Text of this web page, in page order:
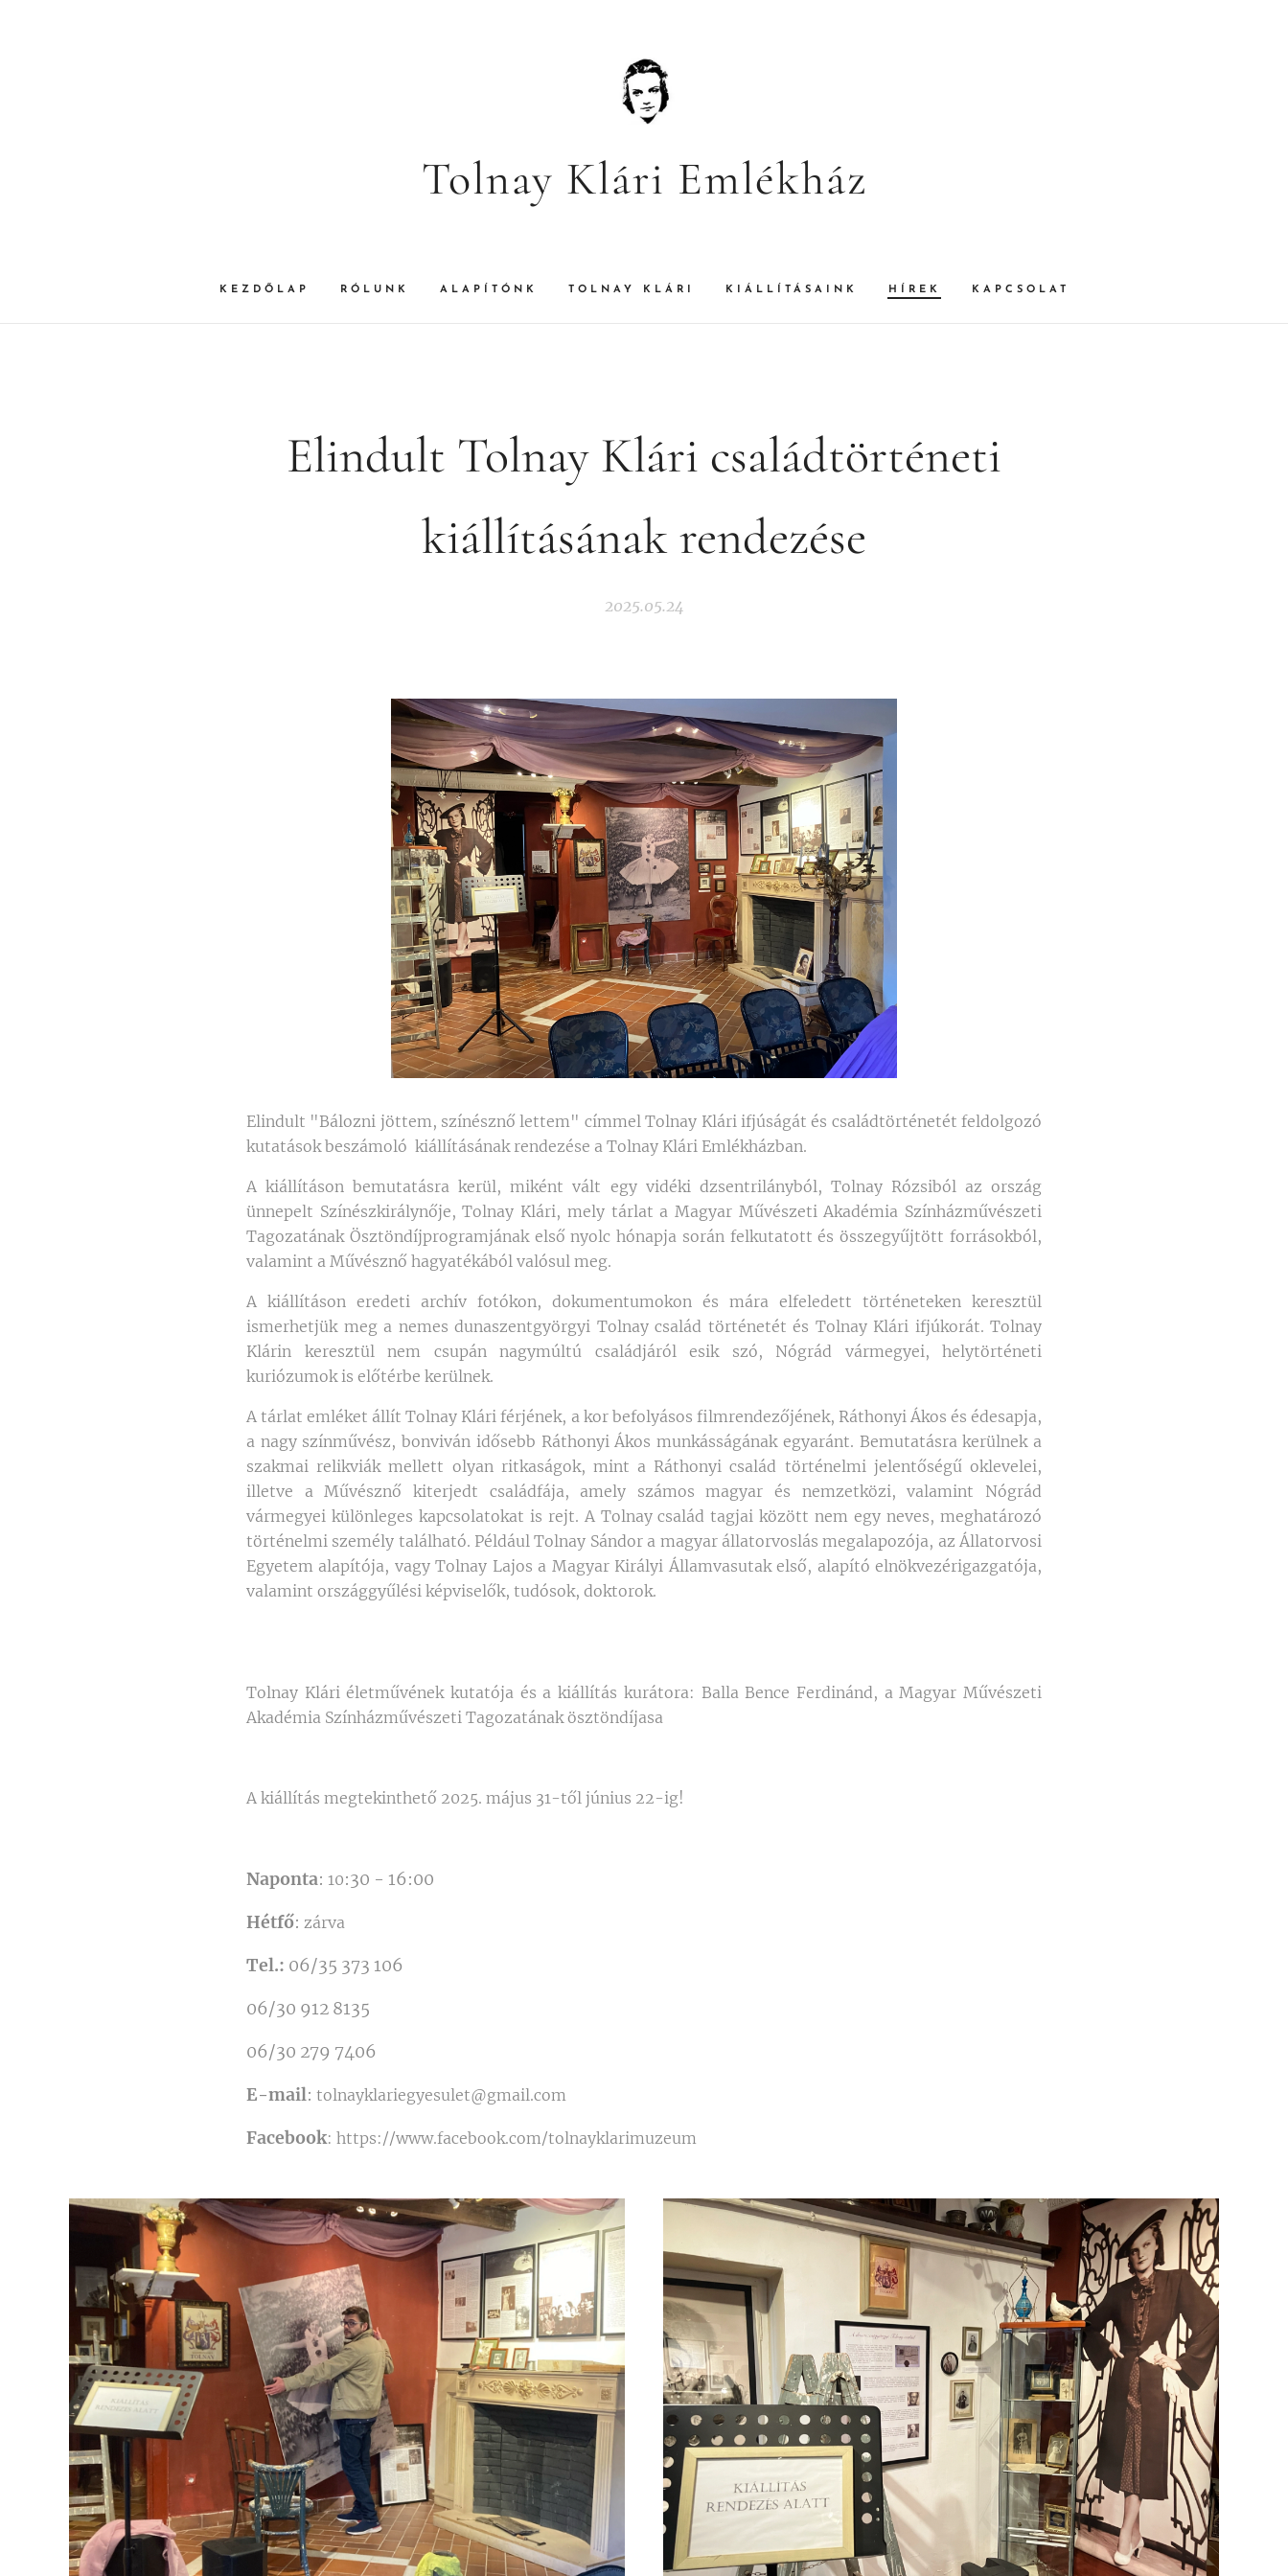
Tolnay Klári Emlékház
KEZDŐLAP RÓLUNK ALAPÍTÓNK TOLNAY KLÁRI KIÁLLÍTÁSAINK HÍREK KAPCSOLAT
Elindult Tolnay Klári családtörténeti
kiállításának rendezése
2025.05.24
Elindult "Bálozni jöttem, színésznő lettem" címmel Tolnay Klári ifjúságát és családtörténetét feldolgozó
kutatások beszámoló kiállításának rendezése a Tolnay Klári Emlékházban.
A kiállításon bemutatásra kerül, miként vált egy vidéki dzsentrilányból, Tolnay Rózsiból az ország
ünnepelt Színészkirálynője, Tolnay Klári, mely tárlat a Magyar Művészeti Akadémia Színházművészeti
Tagozatának Ösztöndíjprogramjának első nyolc hónapja során felkutatott és összegyűjtött forrásokból,
valamint a Művésznő hagyatékából valósul meg.
A kiállításon eredeti archív fotókon, dokumentumokon és mára elfeledett történeteken keresztül
ismerhetjük meg a nemes dunaszentgyörgyi Tolnay család történetét és Tolnay Klári ifjúkorát. Tolnay
Klárin keresztül nem csupán nagymúltú családjáról esik szó, Nógrád vármegyei, helytörténeti
kuriózumok is előtérbe kerülnek.
A tárlat emléket állít Tolnay Klári férjének, a kor befolyásos filmrendezőjének, Ráthonyi Ákos és édesapja,
a nagy színművész, bonviván idősebb Ráthonyi Ákos munkásságának egyaránt. Bemutatásra kerülnek a
szakmai relikviák mellett olyan ritkaságok, mint a Ráthonyi család történelmi jelentőségű oklevelei,
illetve a Művésznő kiterjedt családfája, amely számos magyar és nemzetközi, valamint Nógrád
vármegyei különleges kapcsolatokat is rejt. A Tolnay család tagjai között nem egy neves, meghatározó
történelmi személy található. Például Tolnay Sándor a magyar állatorvoslás megalapozója, az Állatorvosi
Egyetem alapítója, vagy Tolnay Lajos a Magyar Királyi Államvasutak első, alapító elnökvezérigazgatója,
valamint országgyűlési képviselők, tudósok, doktorok.
Tolnay Klári életművének kutatója és a kiállítás kurátora: Balla Bence Ferdinánd, a Magyar Művészeti
Akadémia Színházművészeti Tagozatának ösztöndíjasa
A kiállítás megtekinthető 2025. május 31-től június 22-ig!
Naponta: 10:30 - 16:00
Hétfő: zárva
Tel.: 06/35 373 106
06/30 912 8135
06/30 279 7406
E-mail: tolnayklariegyesulet@gmail.com
Facebook: https://www.facebook.com/tolnayklarimuzeum